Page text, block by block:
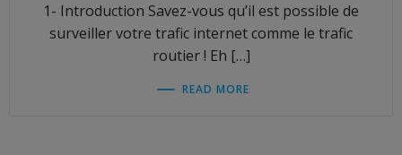
1- Introduction Savez-vous qu’il est possible de
surveiller votre trafic internet comme le trafic
routier ! Eh […]
READ MORE